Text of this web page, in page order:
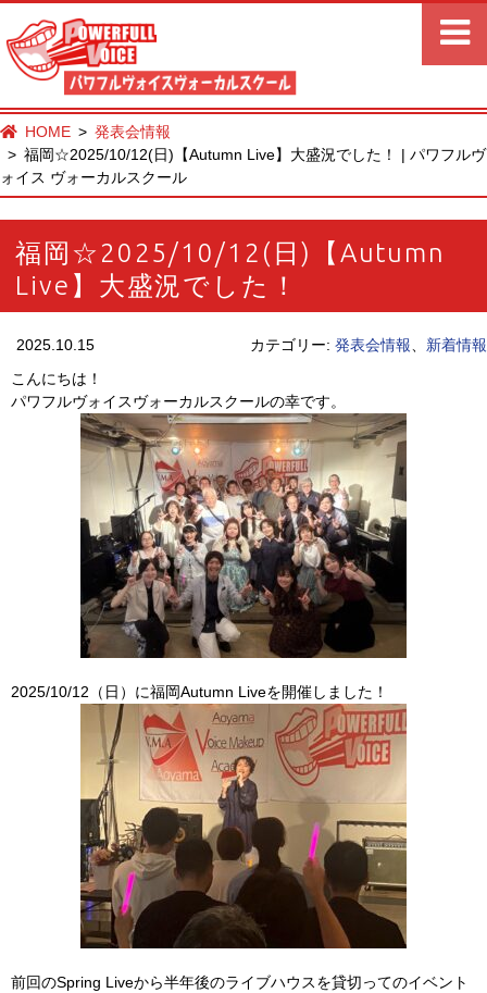
HOME
発表会情報
福岡☆2025/10/12(日)【Autumn Live】大盛況でした！ | パワフルヴ
ォイス ヴォーカルスクール
福岡☆2025/10/12(日)【Autumn
Live】大盛況でした！
2025.10.15 カテゴリー: 発表会情報
新着情報
こんにちは！
パワフルヴォイスヴォーカルスクールの幸です。
2025/10/12（日）に福岡Autumn Liveを開催しました！
前回のSpring Liveから半年後のライブハウスを貸切ってのイベント